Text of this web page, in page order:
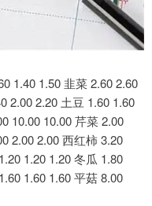
1.40 1.50 韭菜 2.60 2.60
2.00 2.20 土豆 1.60 1.60
10.00 10.00 芹菜 2.00
2.00 2.00 西红柿 3.20
1.20 1.20 冬瓜 1.80
1.60 1.60 平菇 8.00